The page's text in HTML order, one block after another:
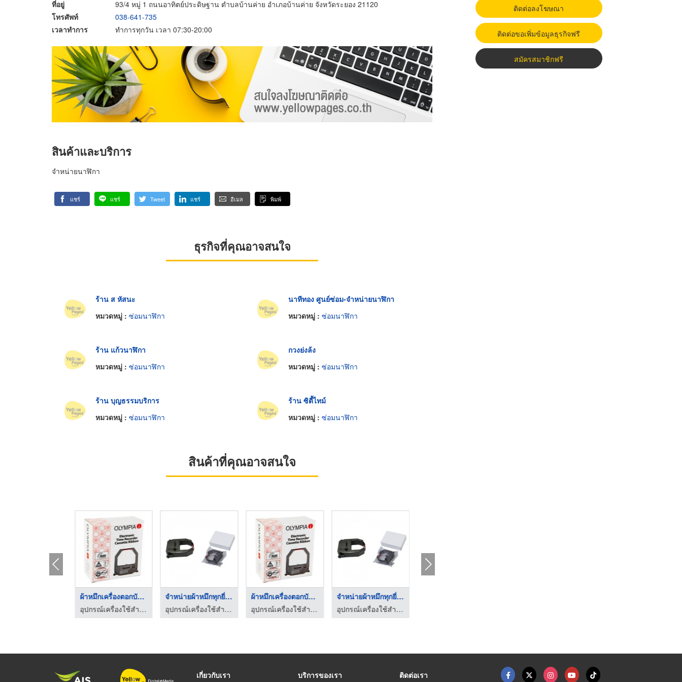
ที่อยู่
93/4 หมู่ 1 ถนนอาทิตย์ประดิษฐาน ตำบลบ้านค่าย อำเภอบ้านค่าย จังหวัดระยอง 21120
โทรศัพท์
038-641-735
เวลาทำการ
ทำการทุกวัน เวลา 07:30-20:00
สินค้าและบริการ
จำหน่ายนาฬิกา
แชร์ แชร์ Tweet แชร์ อีเมล พิมพ์
ธุรกิจที่คุณอาจสนใจ
ร้าน ส หัสนะ
หมวดหมู่ : ซ่อมนาฬิกา
นาทีทอง ศูนย์ซ่อม-จำหน่ายนาฬิกา
หมวดหมู่ : ซ่อมนาฬิกา
ร้าน แก้วนาฬิกา
หมวดหมู่ : ซ่อมนาฬิกา
กวงย่งล้ง
หมวดหมู่ : ซ่อมนาฬิกา
ร้าน บุญธรรมบริการ
หมวดหมู่ : ซ่อมนาฬิกา
ร้าน ซิตี้ไทม์
หมวดหมู่ : ซ่อมนาฬิกา
สินค้าที่คุณอาจสนใจ
ผ้าหมึกเครื่องตอกบัต ...
อุปกรณ์เครื่องใช้สำนักงาน ซี อาร์ แอนด์ เอส มาร์เก็ตติ้ง
จำหน่ายผ้าหมึกทุกยี่ ...
อุปกรณ์เครื่องใช้สำนักงาน ซี อาร์ แอนด์ เอส มาร์เก็ตติ้ง
ผ้าหมึกเครื่องตอกบัต ...
อุปกรณ์เครื่องใช้สำนักงาน ซี อาร์ แอนด์ เอส มาร์เก็ตติ้ง
จำหน่ายผ้าหมึกทุกยี่ ...
อุปกรณ์เครื่องใช้สำนักงาน ซี อาร์ แอนด์ เอส มาร์เก็ตติ้ง
ติดต่อลงโฆษณา
ติดต่อขอเพิ่มข้อมูลธุรกิจฟรี
สมัครสมาชิกฟรี
เกี่ยวกับเรา บริการของเรา ติดต่อเรา